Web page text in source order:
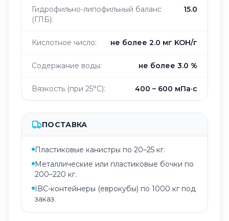
Гидрофильно-липофильный баланс
(ГЛБ):
15.0
Кислотное число: не более 2.0 мг KOH/г
Содержание воды: не более 3.0 %
Вязкость (при 25°C): 400 – 600 мПа·с
ПОСТАВКА
Пластиковые канистры по 20–25 кг.
Металлические или пластиковые бочки по
200–220 кг.
IBC-контейнеры (еврокубы) по 1000 кг под
заказ.